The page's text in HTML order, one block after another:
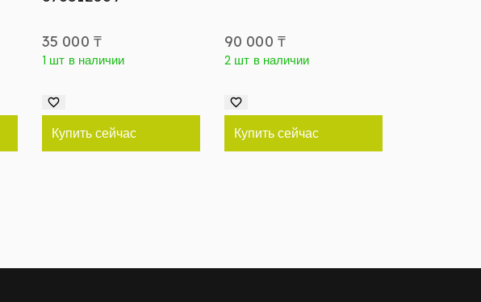
35 000 ₸
1 шт в наличии
Купить сейчас
90 000 ₸
2 шт в наличии
Купить сейчас